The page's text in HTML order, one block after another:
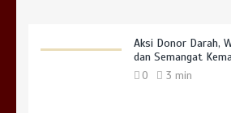
Aksi Donor Darah,
dan Semangat
0 3 min